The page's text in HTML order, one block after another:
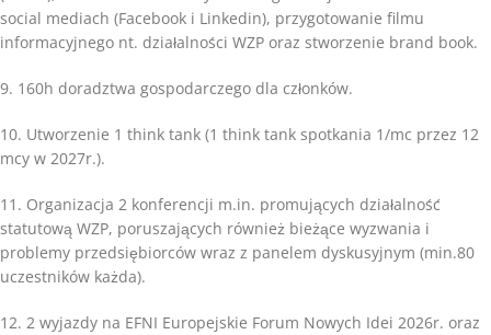
social mediach (Facebook i Linkedin), przygotowanie filmu
informacyjnego nt. działalności WZP oraz stworzenie brand book.
9. 160h doradztwa gospodarczego dla członków.
10. Utworzenie 1 think tank (1 think tank spotkania 1/mc przez 12
mcy w 2027r.).
11. Organizacja 2 konferencji m.in. promujących działalność
statutową WZP, poruszających również bieżące wyzwania i
problemy przedsiębiorców wraz z panelem dyskusyjnym (min.80
uczestników każda).
12. 2 wyjazdy na EFNI Europejskie Forum Nowych Idei 2026r. oraz